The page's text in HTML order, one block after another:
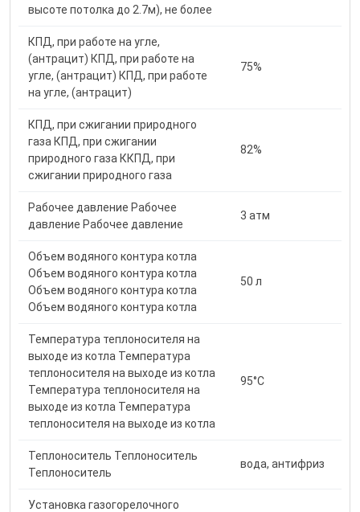
высоте потолка до 2.7м), не более
КПД, при работе на угле,
(антрацит) КПД, при работе на
угле, (антрацит) КПД, при работе
на угле, (антрацит)
75%
КПД, при сжигании природного
газа КПД, при сжигании
природного газа ККПД, при
сжигании природного газа
82%
Рабочее давление Рабочее
давление Рабочее давление
3 атм
Объем водяного контура котла
Объем водяного контура котла
Объем водяного контура котла
Объем водяного контура котла
50 л
Температура теплоносителя на
выходе из котла Температура
теплоносителя на выходе из котла
Температура теплоносителя на
выходе из котла Температура
теплоносителя на выходе из котла
95°С
Теплоноситель Теплоноситель
Теплоноситель
вода, антифриз
Установка газогорелочного